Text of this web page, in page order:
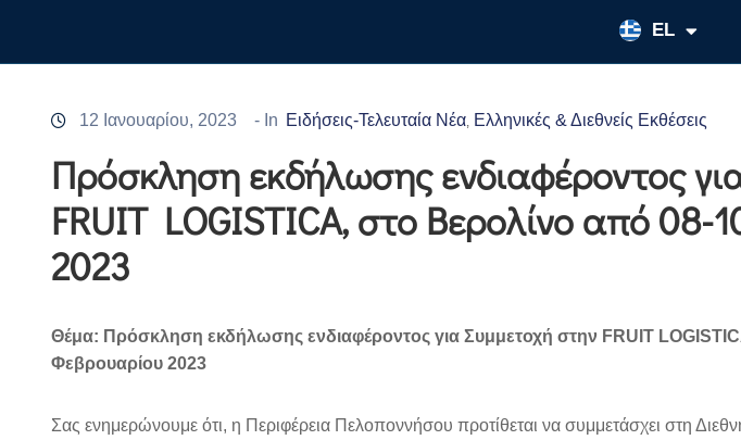
EL
FR
12 Ιανουαρίου, 2023 - In Ειδήσεις-Τελευταία Νέα Ελληνικές & Διεθνείς Εκθέσεις
Πρόσκληση εκδήλωσης ενδιαφέροντος
FRUIT LOGISTICA, στο Βερολίνο από 08-
2023
Θέμα: Πρόσκληση εκδήλωσης ενδιαφέροντος για Συμμετοχή στην FRUIT
Φεβρουαρίου 2023
Σας ενημερώνουμε ότι, η Περιφέρεια Πελοποννήσου προτίθεται να συμμετάσχει στη